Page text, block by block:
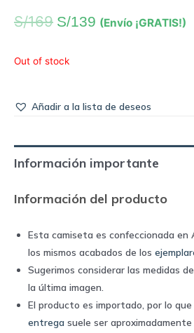
S/169 S/139 (Envío ¡GRATIS!)
Out of stock
Añadir a la lista de deseos
Información importante
Información del producto
Esta camiseta es confeccionada en
los mismos acabados de los
Sugerimos considerar las medidas
la última imagen.
El producto es importado, por lo que
entrega suele ser